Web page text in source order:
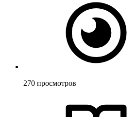
270 просмотров